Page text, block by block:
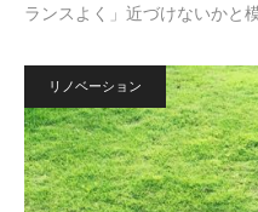
ランスよく」近づけないかと
リノベーション